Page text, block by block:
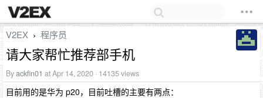
V2EX › 程序员
请大家帮忙推荐部手机
Byackfin01 at Apr 14, 2020 · 14135 views
目前用的是华为 p20，目前吐槽的主要有两点：